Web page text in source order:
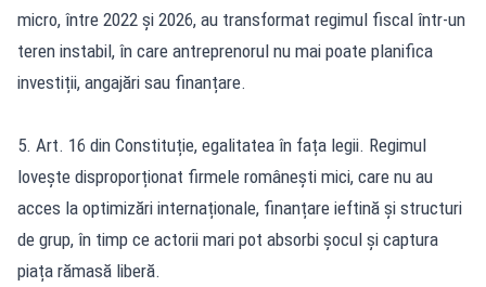
micro, între 2022 și 2026, au transformat regimul fiscal într-un
teren instabil, în care antreprenorul nu mai poate planifica
investiții, angajări sau finanțare.
5. Art. 16 din Constituție, egalitatea în fața legii. Regimul
lovește disproporționat firmele românești mici, care nu au
acces la optimizări internaționale, finanțare ieftină și structuri
de grup, în timp ce actorii mari pot absorbi șocul și captura
piața rămasă liberă.